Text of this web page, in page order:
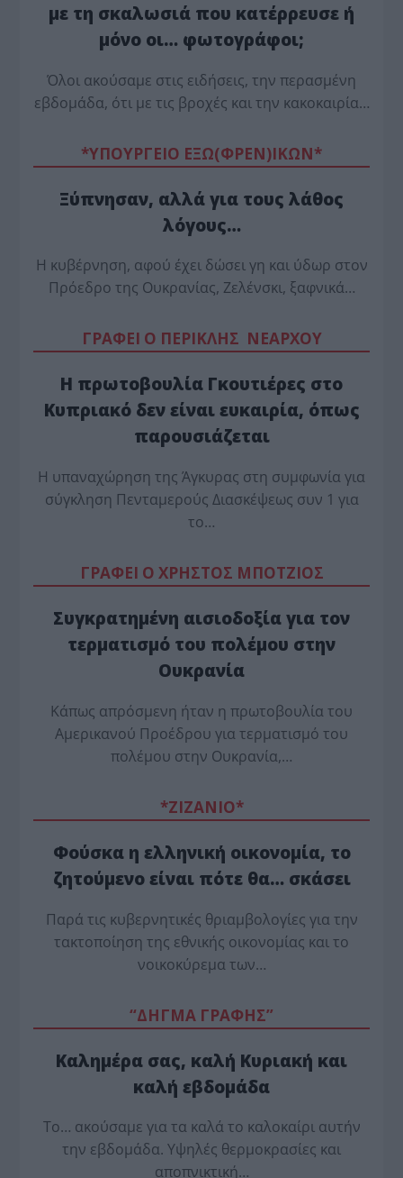
με τη σκαλωσιά που κατέρρευσε ή
μόνο οι… φωτογράφοι;
Όλοι ακούσαμε στις ειδήσεις, την περασμένη
εβδομάδα, ότι με τις βροχές και την κακοκαιρία…
*ΥΠΟΥΡΓΕΙΟ ΕΞΩ(ΦΡΕΝ)ΙΚΩΝ*
Ξύπνησαν, αλλά για τους λάθος
λόγους…
Η κυβέρνηση, αφού έχει δώσει γη και ύδωρ στον
Πρόεδρο της Ουκρανίας, Ζελένσκι, ξαφνικά…
ΓΡΑΦΕΙ Ο ΠΕΡΙΚΛΗΣ ΝΕΑΡΧΟΥ
Η πρωτοβουλία Γκουτιέρες στο
Κυπριακό δεν είναι ευκαιρία, όπως
παρουσιάζεται
Η υπαναχώρηση της Άγκυρας στη συμφωνία για
σύγκληση Πενταμερούς Διασκέψεως συν 1 για
το…
ΓΡΑΦΕΙ Ο ΧΡΗΣΤΟΣ ΜΠΟΤΖΙΟΣ
Συγκρατημένη αισιοδοξία για τον
τερματισμό του πολέμου στην
Ουκρανία
Κάπως απρόσμενη ήταν η πρωτοβουλία του
Αμερικανού Προέδρου για τερματισμό του
πολέμου στην Ουκρανία,…
*ZΙΖΑΝΙΟ*
Φούσκα η ελληνική οικονομία, το
ζητούμενο είναι πότε θα… σκάσει
Παρά τις κυβερνητικές θριαμβολογίες για την
τακτοποίηση της εθνικής οικονομίας και το
νοικοκύρεμα των…
“ΔΗΓΜΑ ΓΡΑΦΗΣ”
Καλημέρα σας, καλή Κυριακή και
καλή εβδομάδα
Το… ακούσαμε για τα καλά το καλοκαίρι αυτήν
την εβδομάδα. Υψηλές θερμοκρασίες και
αποπνικτική…